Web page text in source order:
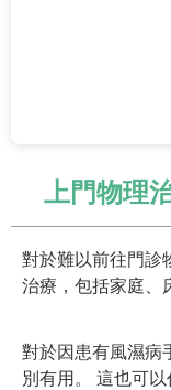
上門物理
對於難以前往門診
治療，包括家庭、
對於因患有風濕病
別有用。 這也可